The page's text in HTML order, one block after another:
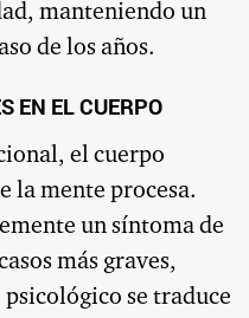
manteniendo un
de los años.
EN EL CUERPO
el cuerpo
la mente procesa.
un síntoma de
más graves,
se traduce